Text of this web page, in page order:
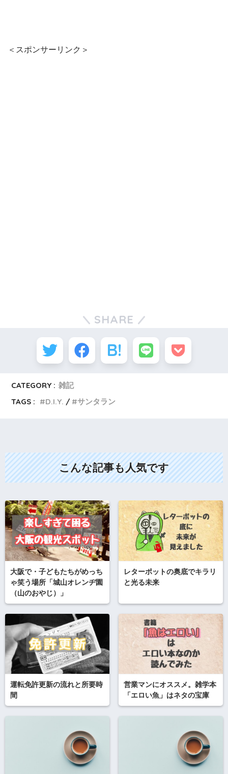
＜スポンサーリンク＞
SHARE
CATEGORY : 雑記
TAGS :
D.I.Y. サンタラン
こんな記事も人気です
大阪で・子どもたちがめっち
ゃ笑う場所「城山オレンヂ園
（山のおやじ）」
レターポットの奥底でキラリ
と光る未来
運転免許更新の流れと所要時
間
営業マンにオススメ。雑学本
「エロい魚」はネタの宝庫